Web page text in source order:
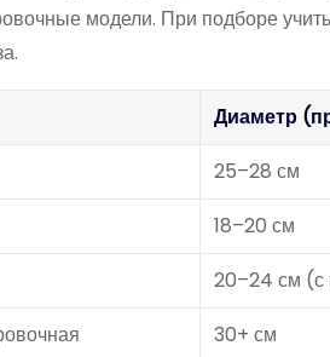
модели. При подборе
Диаметр
25–28 см
18–20 см
20–24 см (с
30+ см